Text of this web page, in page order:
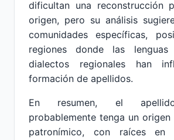
dificultan una reconstrucción
origen, pero su análisis
comunidades específicas,
regiones donde las
dialectos regionales han
formación de apellidos.
En resumen, el
probablemente tenga un
patronímico, con raíces en